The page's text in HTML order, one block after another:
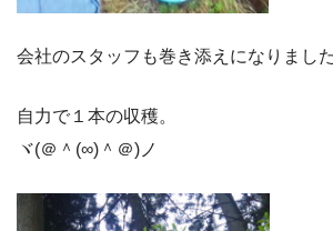
会社のスタッフも巻き添えになりまし
自力で１本の収穫。
ヾ(＠＾(∞)＾＠)ノ